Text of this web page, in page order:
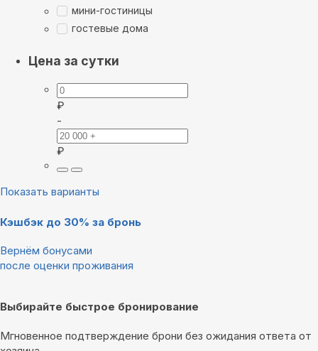
мини-гостиницы
гостевые дома
Цена за сутки
₽
-
₽
Показать варианты
Кэшбэк до 30% за бронь
Вернём бонусами
после оценки проживания
Выбирайте быстрое бронирование
Мгновенное подтверждение брони без ожидания ответа от